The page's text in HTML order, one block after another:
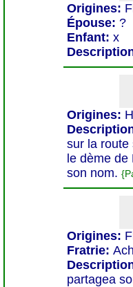
Origines:
Épouse: ?
Enfant: x
Origines:
sur la route
le dème
son nom.
Origines:
Fratrie:
partagea